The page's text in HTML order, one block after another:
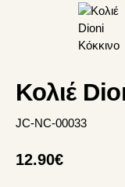
Κολιέ
JC-NC-00033
12.90€